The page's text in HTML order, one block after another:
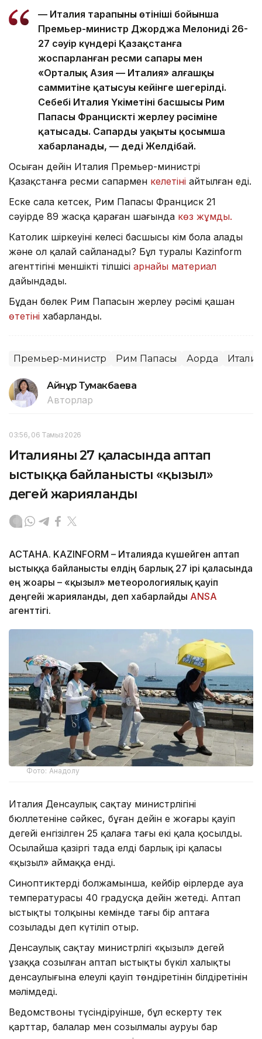
— Италия тарапының өтініші бойынша
Премьер-министр Джорджа Мелонидің 26-
27 сәуір күндері Қазақстанға
жоспарланған ресми сапары мен
«Орталық Азия — Италия» алғашқы
саммитіне қатысуы кейінге шегерілді.
Себебі Италия Үкіметінің басшысы Рим
Папасы Францискті жерлеу рәсіміне
қатысады. Сапардың уақыты қосымша
хабарланады, — деді Желдібай.
Осыған дейін Италия Премьер-министрі
Қазақстанға ресми сапармен келетіні айтылған еді.
Еске сала кетсек, Рим Папасы Франциск 21
сәуірде 89 жасқа қараған шағында көз жұмды.
Католик шіркеуінің келесі басшысы кім бола алады
және ол қалай сайланады? Бұл туралы Kazinform
агенттігінің меншікті тілшісі арнайы материал
дайындады.
Бұдан бөлек Рим Папасын жерлеу рәсімі қашан
өтетіні хабарланды.
Премьер-министр Рим Папасы Ақорда
Айнұр Тумакбаева
Авторлар
03:56, 06 Тамыз 2026
Италияның 27 қаласында аптап
ыстыққа байланысты «қызыл»
деңгей жарияланды
АСТАНА. KAZINFORM – Италияда күшейген аптап
ыстыққа байланысты елдің барлық 27 ірі қаласында
ең жоғары – «қызыл» метеорологиялық қауіп
деңгейі жарияланды, деп хабарлайды ANSA
агенттігі.
Фото: Анадолу
Италия Денсаулық сақтау министрлігінің
бюллетеніне сәйкес, бұған дейін ең жоғары қауіп
деңгейі енгізілген 25 қалаға тағы екі қала қосылды.
Осылайша қазіргі таңда елдің барлық ірі қаласы
«қызыл» аймаққа енді.
Синоптиктердің болжамынша, кейбір өңірлерде ауа
температурасы 40 градусқа дейін жетеді. Аптап
ыстықтың толқыны кемінде тағы бір аптаға
созылады деп күтіліп отыр.
Денсаулық сақтау министрлігі «қызыл» деңгей
ұзаққа созылған аптап ыстықтың бүкіл халықтың
денсаулығына елеулі қауіп төндіретінін білдіретінін
мәлімдеді.
Ведомствоның түсіндіруінше, бұл ескерту тек
қарттар, балалар мен созылмалы ауруы бар